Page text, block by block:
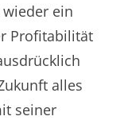
ein
Profitabilität
alles
seiner